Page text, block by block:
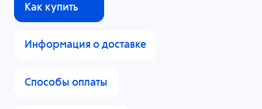
Как купить
Информация о доставке
Способы оплаты